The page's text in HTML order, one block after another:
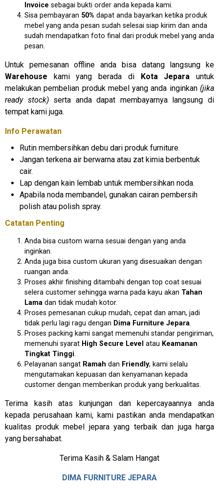
Invoice sebagai bukti order anda kepada kami.
Sisa pembayaran 50% dapat anda bayarkan ketika produk
mebel yang anda pesan sudah selesai siap kirim dan anda
sudah mendapatkan foto final dari produk mebel yang anda
pesan.
Untuk pemesanan offline anda bisa datang langsung ke
Warehouse kami yang berada di Kota Jepara untuk
melakukan pembelian produk mebel yang anda inginkan (jika
ready stock)serta anda dapat membayarnya langsung di
tempat kami juga.
Info Perawatan
Rutin membersihkan debu dari produk furniture.
Jangan terkena air berwarna atau zat kimia berbentuk
cair.
Lap dengan kain lembab untuk membersihkan noda.
Apabila noda membandel, gunakan cairan pembersih
polish atau polish spray.
Catatan Penting
Anda bisa custom warna sesuai dengan yang anda
inginkan.
Anda juga bisa custom ukuran yang disesuaikan dengan
ruangan anda.
Proses akhir finishing ditambahi dengan top coat sesuai
selera customer sehingga warna pada kayu akan Tahan
Lama dan tidak mudah kotor.
Proses pemesanan cukup mudah, cepat dan aman, jadi
tidak perlu lagi ragu dengan Dima Furniture Jepara.
Proses packing kami sangat memenuhi standar pengiriman,
memenuhi syarat High Secure Level atau Keamanan
Tingkat Tinggi.
Pelayanan sangat Ramah dan Friendly, kami selalu
mengutamakan kepuasan dan kenyamanan kepada
customer dengan memberikan produk yang berkualitas.
Terima kasih atas kunjungan dan kepercayaannya anda
kepada perusahaan kami, kami pastikan anda mendapatkan
kualitas produk mebel jepara yang terbaik dan juga harga
yang bersahabat.
Terima Kasih & Salam Hangat
DIMA FURNITURE JEPARA